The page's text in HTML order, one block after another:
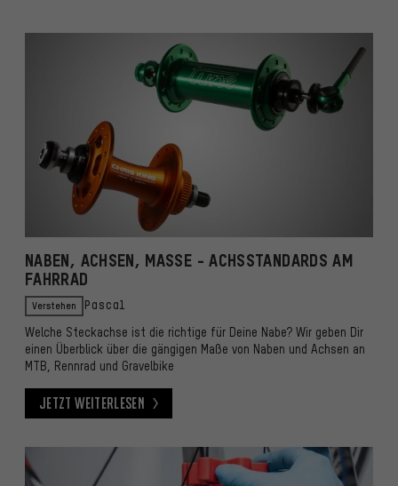
NABEN, ACHSEN, MASSE - ACHSSTANDARDS AM F
AHRRAD
Verstehen Pascal
Welche Steckachse ist die richtige für Deine Nabe? Wir geben Dir
einen Überblick über die gängigen Maße von Naben und Achsen an
MTB, Rennrad und Gravelbike
Jetzt weiterlesen